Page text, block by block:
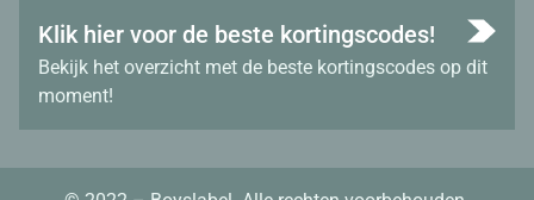
Klik hier voor de beste kortingscodes!
Bekijk het overzicht met de beste kortingscodes op dit
moment!